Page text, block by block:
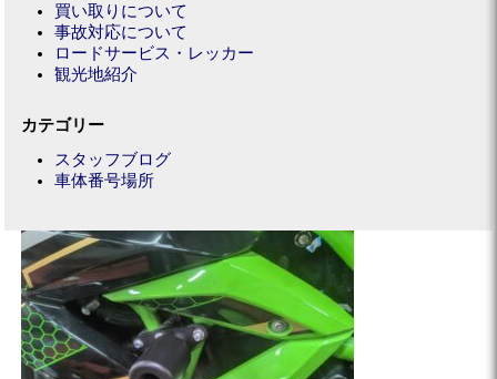
買い取りについて
事故対応について
ロードサービス・レッカー
観光地紹介
カテゴリー
スタッフブログ
車体番号場所